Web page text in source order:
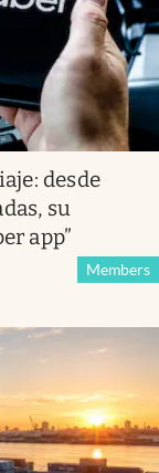
desde
su
app”
Members